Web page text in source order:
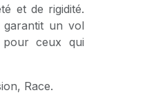
et de rigidité.
un vol
ceux qui
Race.